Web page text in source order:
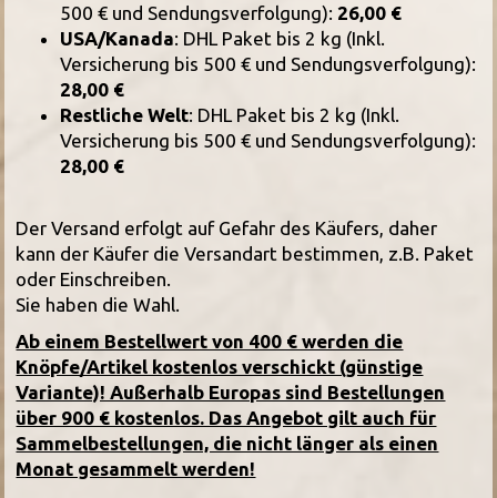
500 € und Sendungsverfolgung):26,00 €
USA/Kanada: DHL Paket bis 2 kg (Inkl.
Versicherung bis 500 € und Sendungsverfolgung):
28,00 €
Restliche Welt: DHL Paket bis 2 kg (Inkl.
Versicherung bis 500 € und Sendungsverfolgung):
28,00 €
Der Versand erfolgt auf Gefahr des Käufers, daher
kann der Käufer die Versandart bestimmen, z.B. Paket
oder Einschreiben.
Sie haben die Wahl.
Ab einem Bestellwert von 400 € werden die
Knöpfe/Artikel kostenlos verschickt (günstige
Variante)! Außerhalb Europas sind Bestellungen
über 900 € kostenlos. Das Angebot gilt auch für
Sammelbestellungen, die nicht länger als einen
Monat gesammelt werden!